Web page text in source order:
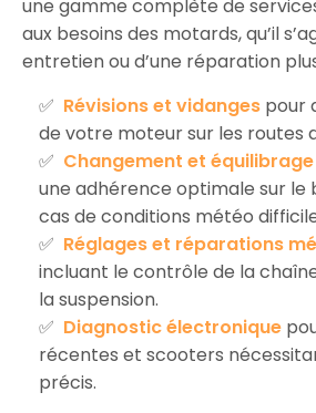
une gamme complète de
aux besoins des motards, qu’il
entretien ou d’une réparation
Révisions et vidanges pour
de votre moteur sur les routes
Changement et
une adhérence optimale sur le
cas de conditions météo
Réglages et réparations
incluant le contrôle de la
la suspension.
Diagnostic électronique
récentes et scooters
précis.